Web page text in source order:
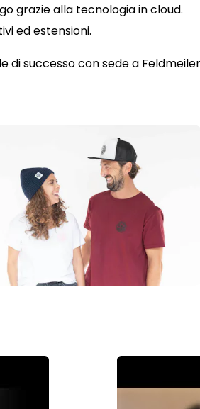
grazie alla tecnologia in cloud.
ed estensioni.
di successo con sede a